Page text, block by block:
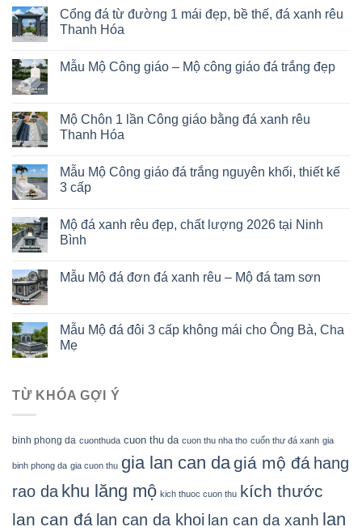
Cổng đá từ đường 1 mái đẹp, bề thế, đá xanh rêu
Thanh Hóa
Mẫu Mộ Công giáo – Mộ công giáo đá trắng đẹp
Mộ Chôn 1 lần Công giáo bằng đá xanh rêu
Thanh Hóa
Mẫu Mộ Công giáo đá trắng nguyên khối, thiết kế
3 cấp
Mộ đá xanh rêu đẹp, chất lượng 2026 tại Ninh
Bình
Mẫu Mộ đá đơn đá xanh rêu – Mộ đá tam sơn
Mẫu Mộ đá đôi 3 cấp không mái cho Ông Bà, Cha
Mẹ
TỪ KHÓA GỢI Ý
binh phong da cuonthuda cuon thu da cuon thu nha tho cuốn thư đá xanh gia
binh phong da gia cuon thu gia lan can dagiá mộ đá hang
rao da khu lăng mộ kich thuoc cuon thu kích thước
lan can đá lan can da khoi lan can da xanh lan